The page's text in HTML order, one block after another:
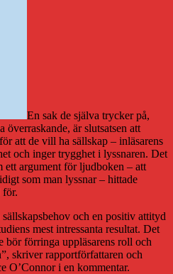
En sak de själva trycker på,
överraskande, är slutsatsen att
att de vill ha sällskap – inläsarens
och inger trygghet i lyssnaren. Det
ett argument för ljudboken – att
som man lyssnar – hittade
för.
och en positiv attityd
mest intressanta resultat. Det
bör förringa uppläsarens roll och
skriver rapportförfattaren och
O’Connor i en kommentar.